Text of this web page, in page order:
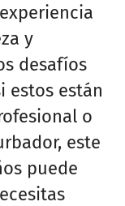
y
desafíos
estos están
o
este
puede